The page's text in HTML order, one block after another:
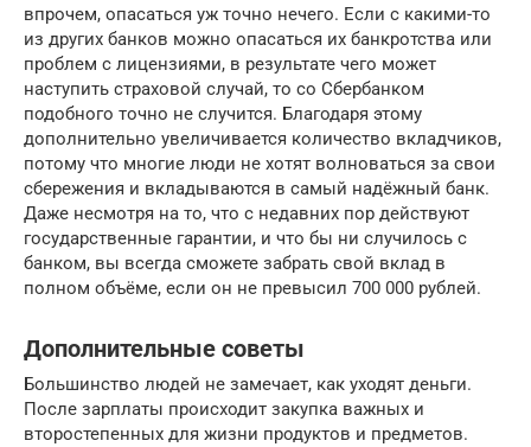
впрочем, опасаться уж точно нечего. Если с какими-то
из других банков можно опасаться их банкротства или
проблем с лицензиями, в результате чего может
наступить страховой случай, то со Сбербанком
подобного точно не случится. Благодаря этому
дополнительно увеличивается количество вкладчиков,
потому что многие люди не хотят волноваться за свои
сбережения и вкладываются в самый надёжный банк.
Даже несмотря на то, что с недавних пор действуют
государственные гарантии, и что бы ни случилось с
банком, вы всегда сможете забрать свой вклад в
полном объёме, если он не превысил 700 000 рублей.
Дополнительные советы
Большинство людей не замечает, как уходят деньги.
После зарплаты происходит закупка важных и
второстепенных для жизни продуктов и предметов.